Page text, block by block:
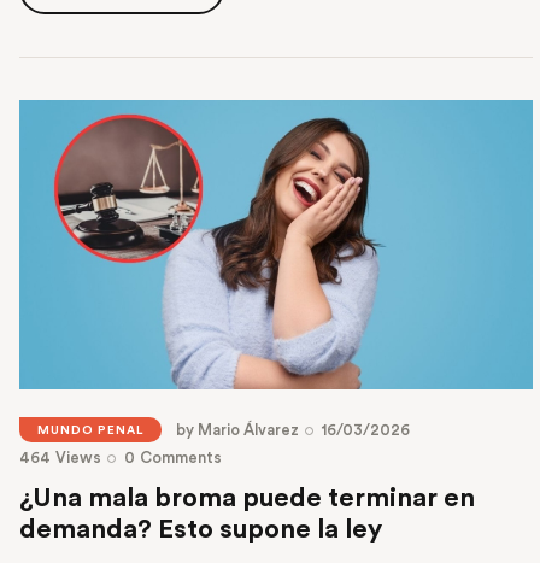
MUNDO PENAL by Mario Álvarez
16/03/2026
464 Views 0 Comments
¿Una mala broma puede terminar en
demanda? Esto supone la ley